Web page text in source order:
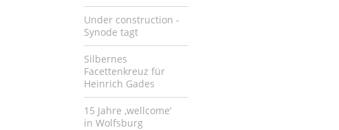
Under construction -
Synode tagt
Silbernes
Facettenkreuz für
Heinrich Gades
15 Jahre ‚wellcome‘
in Wolfsburg